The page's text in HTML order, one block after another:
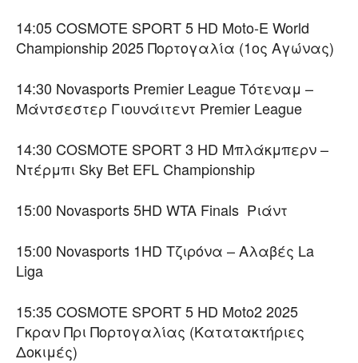
14:05 COSMOTE SPORT 5 HD Moto-E World
Championship 2025 Πορτογαλία (1ος Αγώνας)
14:30 Novasports Premier League Τότεναμ –
Μάντσεστερ Γιουνάιτεντ Premier League
14:30 COSMOTE SPORT 3 HD Μπλάκμπερν –
Ντέρμπι Sky Bet EFL Championship
15:00 Novasports 5HD WTA Finals Ριάντ
15:00 Novasports 1HD Τζιρόνα – Αλαβές La
Liga
15:35 COSMOTE SPORT 5 HD Moto2 2025
Γκραν Πρι Πορτογαλίας (Κατατακτήριες
Δοκιμές)